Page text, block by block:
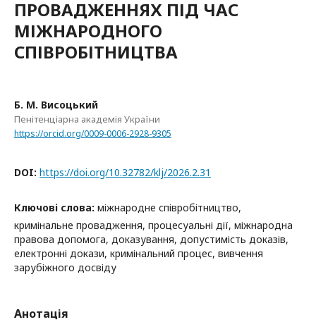
ПРОВАДЖЕННЯХ ПІД ЧАС
МІЖНАРОДНОГО
СПІВРОБІТНИЦТВА
Б. М. Висоцький
Пенітенціарна академія України
https://orcid.org/0009-0006-2928-9305
DOI: https://doi.org/10.32782/klj/2026.2.31
Ключові слова: міжнародне співробітництво,
кримінальне провадження, процесуальні дії, міжнародна
правова допомога, доказування, допустимість доказів,
електронні докази, кримінальний процес, вивчення
зарубіжного досвіду
Анотація